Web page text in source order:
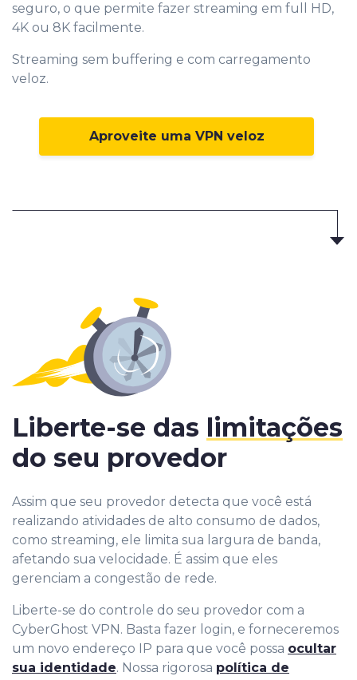
seguro, o que permite fazer streaming em full HD,
4K ou 8K facilmente.
Streaming sem buffering e com carregamento
veloz.
Aproveite uma VPN veloz
Assim que seu provedor detecta que você está
realizando atividades de alto consumo de dados,
como streaming, ele limita sua largura de banda,
afetando sua velocidade. É assim que eles
gerenciam a congestão de rede.
Liberte-se do controle do seu provedor com a
CyberGhost VPN. Basta fazer login, e forneceremos
um novo endereço IP para que você possa ocultar
sua identidade. Nossa rigorosa política de
Liberte-se das limitações
do seu provedor